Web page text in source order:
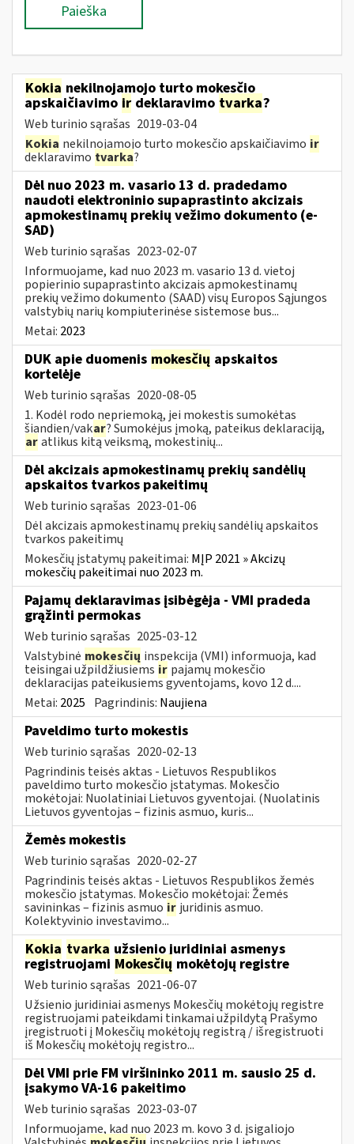
Paieška
Kokia nekilnojamojo turto mokesčio
apskaičiavimo ir deklaravimo tvarka?
Web turinio sąrašas 2019-03-04
Kokia nekilnojamojo turto mokesčio apskaičiavimo ir
deklaravimo tvarka?
Dėl nuo 2023 m. vasario 13 d. pradedamo
naudoti elektroninio supaprastinto akcizais
apmokestinamų prekių vežimo dokumento (e-
SAD)
Web turinio sąrašas 2023-02-07
Informuojame, kad nuo 2023 m. vasario 13 d. vietoj
popierinio supaprastinto akcizais apmokestinamų
prekių vežimo dokumento (SAAD) visų Europos Sąjungos
valstybių narių kompiuterinėse sistemose bus...
Metai: 2023
DUK apie duomenis mokesčių apskaitos
kortelėje
Web turinio sąrašas 2020-08-05
1. Kodėl rodo nepriemoką, jei mokestis sumokėtas
šiandien/vakar? Sumokėjus įmoką, pateikus deklaraciją,
aratlikus kitą veiksmą, mokestinių...
Dėl akcizais apmokestinamų prekių sandėlių
apskaitos tvarkos pakeitimų
Web turinio sąrašas 2023-01-06
Dėl akcizais apmokestinamų prekių sandėlių apskaitos
tvarkos pakeitimų
Mokesčių įstatymų pakeitimai: MĮP 2021 » Akcizų
mokesčių pakeitimai nuo 2023 m.
Pajamų deklaravimas įsibėgėja - VMI pradeda
grąžinti permokas
Web turinio sąrašas 2025-03-12
Valstybinė mokesčių inspekcija (VMI) informuoja, kad
teisingai užpildžiusiems ir pajamų mokesčio
deklaracijas pateikusiems gyventojams, kovo 12 d....
Metai: 2025 Pagrindinis: Naujiena
Paveldimo turto mokestis
Web turinio sąrašas 2020-02-13
Pagrindinis teisės aktas - Lietuvos Respublikos
paveldimo turto mokesčio įstatymas. Mokesčio
mokėtojai: Nuolatiniai Lietuvos gyventojai. (Nuolatinis
Lietuvos gyventojas – fizinis asmuo, kuris...
Žemės mokestis
Web turinio sąrašas 2020-02-27
Pagrindinis teisės aktas - Lietuvos Respublikos žemės
mokesčio įstatymas. Mokesčio mokėtojai: Žemės
savininkas – fizinis asmuo ir juridinis asmuo.
Kolektyvinio investavimo...
Kokia tvarka užsienio juridiniai asmenys
registruojami Mokesčių mokėtojų registre
Web turinio sąrašas 2021-06-07
Užsienio juridiniai asmenys Mokesčių mokėtojų registre
registruojami pateikdami tinkamai užpildytą Prašymo
įregistruoti į Mokesčių mokėtojų registrą / išregistruoti
iš Mokesčių mokėtojų registro...
Dėl VMI prie FM viršininko 2011 m. sausio 25 d.
įsakymo VA-16 pakeitimo
Web turinio sąrašas 2023-03-07
Informuojame, kad nuo 2023 m. kovo 3 d. įsigaliojo